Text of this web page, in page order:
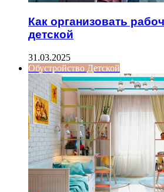
Как организовать
детской
31.03.2025
Обустройство Детской